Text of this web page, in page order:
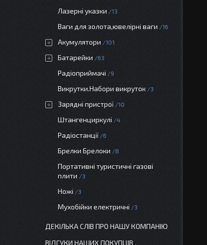
Лазерні указки 13
Ваги для золота,ювелірні ваги 16
Акумулятори 101
Батарейки 63
Радіоприймачі 9
Викрутки.Набори викруток 3
Зарядні пристрої 10
Штангенциркулі 4
Радіостанції 6
Брелки Брелоки 8
Портативні туристичні газові
плити
3
Ножі 3
Мухобійки електричні 3
ДЕКІЛЬКА СЛІВ ПРО НАШУ КОМПАНІЮ
ВІДГУКИ НАШИХ ПОКУПЦІВ